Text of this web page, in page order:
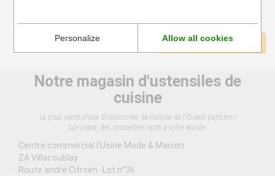
Voir tous les produits
Notre magasin d'ustensiles de
cuisine
Le plus vaste choix d'ustensiles de cuisine de l'Ouest parisien !
Sur place, des conseillers sont à votre écoute.
Centre commercial l'Usine Mode & Maison
ZA Villacoublay
Route andré Citroën -Lot n°36
Personalize Allow all cookies